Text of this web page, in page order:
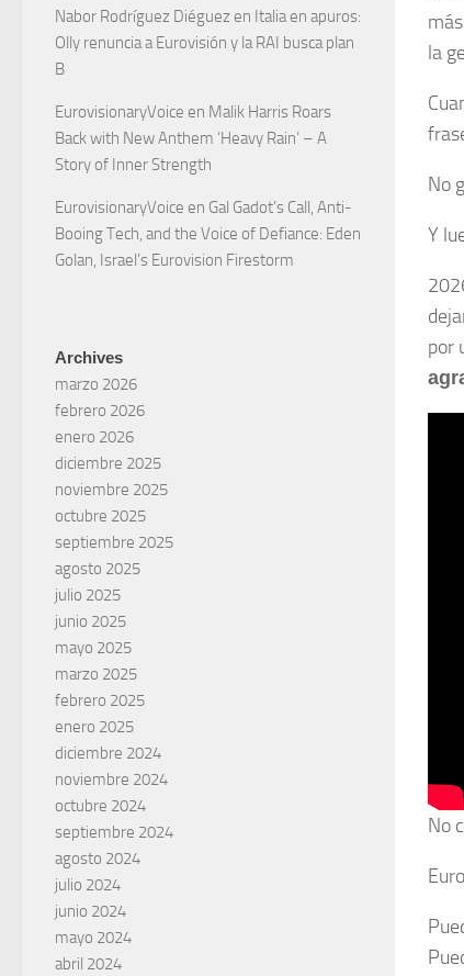
la
No
Y
por
No
Nabor Rodríguez Diéguez en Italia en apuros:
Olly renuncia a Eurovisión y la RAI busca plan
B
EurovisionaryVoice en Malik Harris Roars
Back with New Anthem ‘Heavy Rain’ – A
Story of Inner Strength
EurovisionaryVoice en Gal Gadot’s Call, Anti-
Booing Tech, and the Voice of Defiance: Eden
Golan, Israel’s Eurovision Firestorm
Archives
marzo 2026
febrero 2026
enero 2026
diciembre 2025
noviembre 2025
octubre 2025
septiembre 2025
agosto 2025
julio 2025
junio 2025
mayo 2025
marzo 2025
febrero 2025
enero 2025
diciembre 2024
noviembre 2024
octubre 2024
septiembre 2024
agosto 2024
julio 2024
junio 2024
mayo 2024
abril 2024